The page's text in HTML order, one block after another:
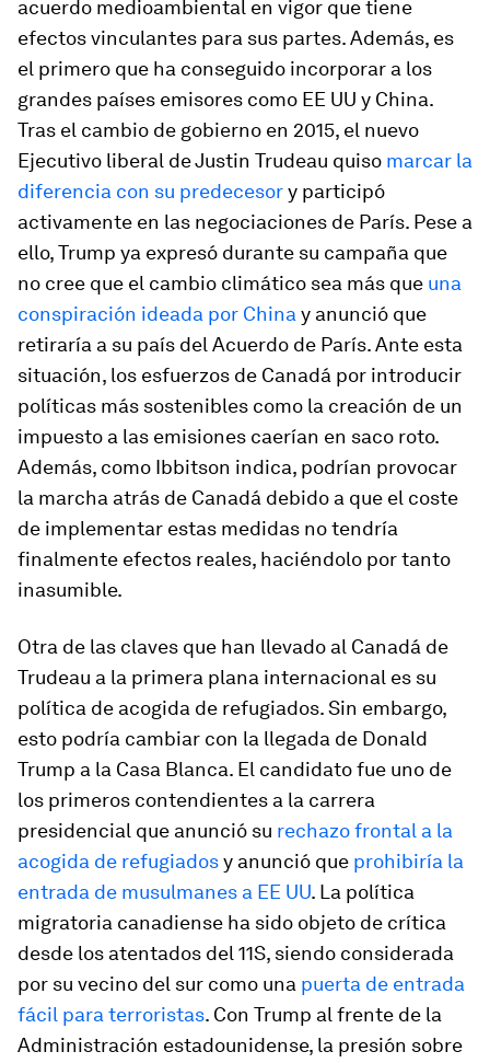
acuerdo medioambiental en vigor que tiene
efectos vinculantes para sus partes. Además, es
el primero que ha conseguido incorporar a los
grandes países emisores como EE UU y China.
Tras el cambio de gobierno en 2015, el nuevo
Ejecutivo liberal de Justin Trudeau quiso marcar la
diferencia con su predecesory participó
activamente en las negociaciones de París. Pese a
ello, Trump ya expresó durante su campaña que
no cree que el cambio climático sea más que una
conspiración ideada por China y anunció que
retiraría a su país del Acuerdo de París. Ante esta
situación, los esfuerzos de Canadá por introducir
políticas más sostenibles como la creación de un
impuesto a las emisiones caerían en saco roto.
Además, como Ibbitson indica, podrían provocar
la marcha atrás de Canadá debido a que el coste
de implementar estas medidas no tendría
finalmente efectos reales, haciéndolo por tanto
inasumible.
Otra de las claves que han llevado al Canadá de
Trudeau a la primera plana internacional es su
política de acogida de refugiados. Sin embargo,
esto podría cambiar con la llegada de Donald
Trump a la Casa Blanca. El candidato fue uno de
los primeros contendientes a la carrera
presidencial que anunció su rechazo frontal a la
acogida de refugiadosy anunció que prohibiría la
entrada de musulmanes a EE UU. La política
migratoria canadiense ha sido objeto de crítica
desde los atentados del 11S, siendo considerada
por su vecino del sur como una puerta de entrada
fácil para terroristas. Con Trump al frente de la
Administración estadounidense, la presión sobre